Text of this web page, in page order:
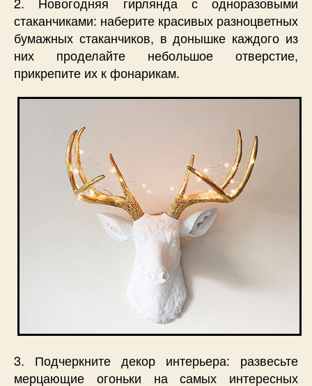
стаканчиками: наберите красивых разноцветных
бумажных стаканчиков, в донышке каждого из
них проделайте небольшое отверстие,
прикрепите их к фонарикам.
3. Подчеркните декор интерьера: развесьте
мерцающие огоньки на самых интересных